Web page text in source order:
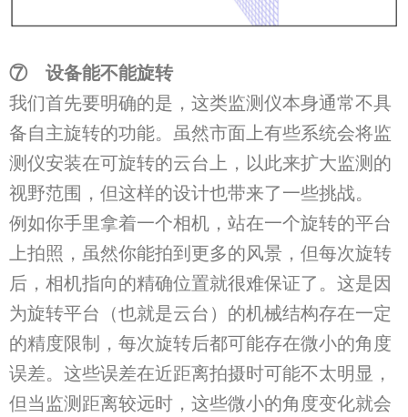
⑦ 设备能不能旋转
我们首先要明确的是，这类监测仪本身通常不具
备自主旋转的功能。虽然市面上有些系统会将监
测仪安装在可旋转的云台上，以此来扩大监测的
视野范围，但这样的设计也带来了一些挑战。
例如你手里拿着一个相机，站在一个旋转的平台
上拍照，虽然你能拍到更多的风景，但每次旋转
后，相机指向的精确位置就很难保证了。这是因
为旋转平台（也就是云台）的机械结构存在一定
的精度限制，每次旋转后都可能存在微小的角度
误差。这些误差在近距离拍摄时可能不太明显，
但当监测距离较远时，这些微小的角度变化就会